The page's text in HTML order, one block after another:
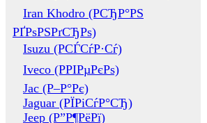
Iran Khodro (РСЂР°РЅ
РҐРѕРЅРґСЂРѕ)
Isuzu (РСЃСѓР·Сѓ)
Iveco (РРІРµРєРѕ)
Jac (Р–Р°Рє)
Jaguar (РЇРіСѓР°СЂ)
Jeep (Р”Р¶РёРї)